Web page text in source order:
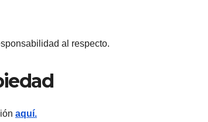
al respecto.
aquí.